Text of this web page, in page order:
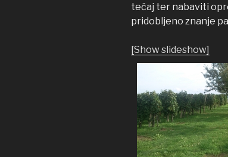
tečaj ter nabaviti
pridobljeno znanje
[Show slideshow]